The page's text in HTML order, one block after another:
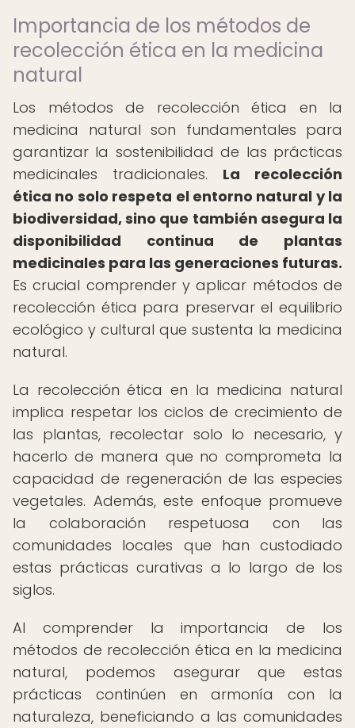
Importancia de los métodos de
recolección ética en la medicina
natural
Los métodos de recolección ética en la
medicina natural son fundamentales para
garantizar la sostenibilidad de las prácticas
medicinales tradicionales. La recolección
ética no solo respeta el entorno natural y la
biodiversidad, sino que también asegura la
disponibilidad continua de plantas
medicinales para las generaciones futuras.
Es crucial comprender y aplicar métodos de
recolección ética para preservar el equilibrio
ecológico y cultural que sustenta la medicina
natural.
La recolección ética en la medicina natural
implica respetar los ciclos de crecimiento de
las plantas, recolectar solo lo necesario, y
hacerlo de manera que no comprometa la
capacidad de regeneración de las especies
vegetales. Además, este enfoque promueve
la colaboración respetuosa con las
comunidades locales que han custodiado
estas prácticas curativas a lo largo de los
siglos.
Al comprender la importancia de los
métodos de recolección ética en la medicina
natural, podemos asegurar que estas
prácticas continúen en armonía con la
naturaleza, beneficiando a las comunidades